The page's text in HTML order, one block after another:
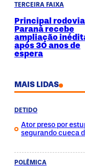
TERCEIRA FAIXA
Principal
Paraná recebe
ampliação
após 30 anos de
espera
MAIS LIDAS
DETIDO
Ator preso por
segurando cueca
POLÊMICA